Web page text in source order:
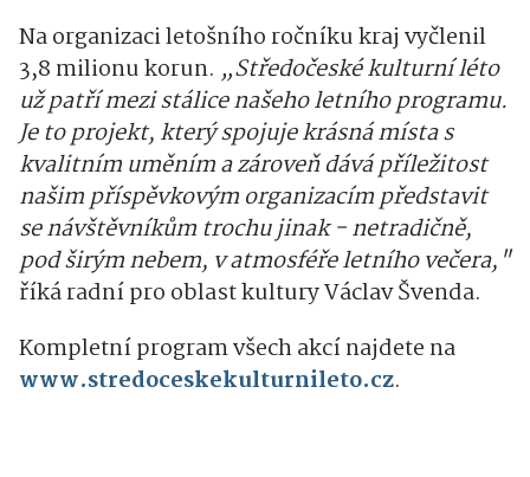
Na organizaci letošního ročníku kraj vyčlenil
3,8 milionu korun. „Středočeské kulturní léto
už patří mezi stálice našeho letního programu.
Je to projekt, který spojuje krásná místa s
kvalitním uměním a zároveň dává příležitost
našim příspěvkovým organizacím představit
se návštěvníkům trochu jinak - netradičně,
pod širým nebem, v atmosféře letního večera,"
říká radní pro oblast kultury Václav Švenda.
Kompletní program všech akcí najdete na
www.stredoceskekulturnileto.cz.